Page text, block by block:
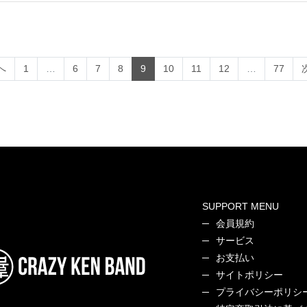
1 6 7 8 9(current)
10 11 12 77
SUPPORT MENU
会員規約
サービス
お支払い
サイトポリシー
プライバシーポリシ